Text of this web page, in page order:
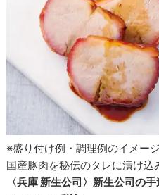
※盛り付け例・調理例のイメージ
国産豚肉を秘伝のタレに漬け込
〈兵庫 新生公司〉新生公司の